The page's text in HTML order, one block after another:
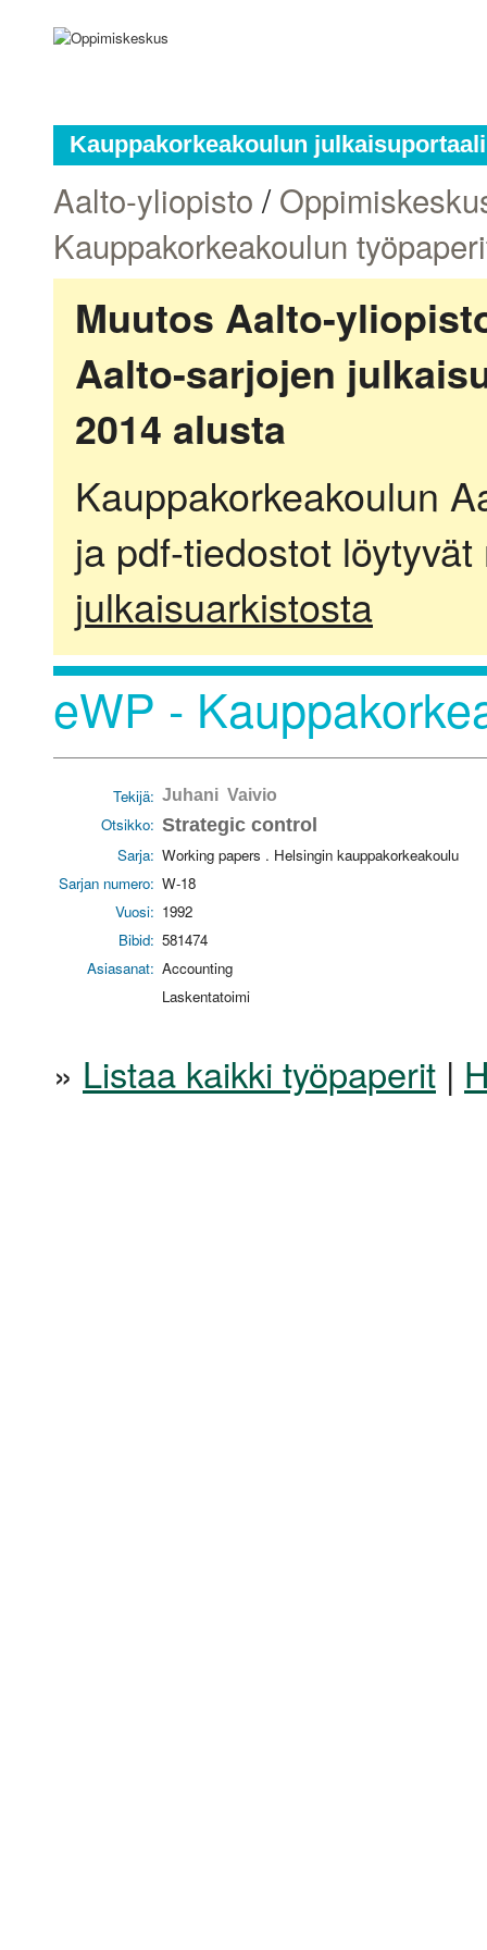
Kauppakorkeakoulun julkaisuportaali
Aalto-yliopisto /
Kauppakorkeakoulun
Muutos Aalto-
Aalto-sarjojen
2014 alusta
Kauppakorkeakoulun
ja pdf-tiedostot
julkaisuarkistosta
eWP -
Tekijä: Juhani Vaivio
Otsikko: Strategic control
Sarja: Working papers . Helsingin kauppakorkeakoulu
Sarjan numero: W-18
Vuosi: 1992
Bibid: 581474
Asiasanat: Accounting
Laskentatoimi
» Listaa kaikki työpaperit |